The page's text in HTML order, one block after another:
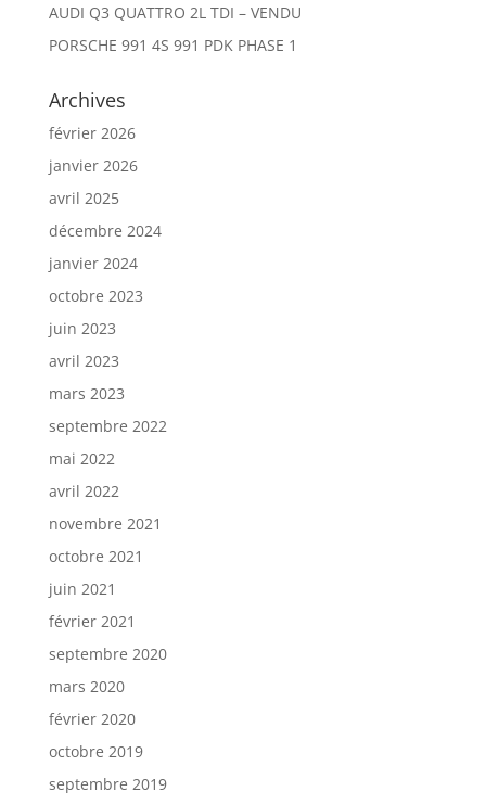
AUDI Q3 QUATTRO 2L TDI – VENDU
PORSCHE 991 4S 991 PDK PHASE 1
Archives
février 2026
janvier 2026
avril 2025
décembre 2024
janvier 2024
octobre 2023
juin 2023
avril 2023
mars 2023
septembre 2022
mai 2022
avril 2022
novembre 2021
octobre 2021
juin 2021
février 2021
septembre 2020
mars 2020
février 2020
octobre 2019
septembre 2019